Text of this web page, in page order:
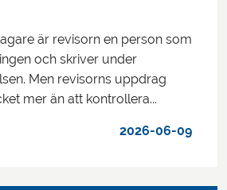
är revisorn en person som
och skriver under
Men revisorns uppdrag
mer än att kontrollera...
2026-06-09